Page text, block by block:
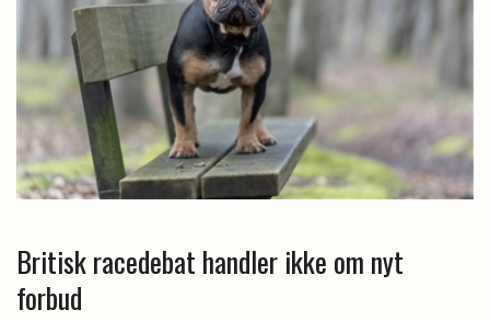
Britisk racedebat handler ikke om nyt
forbud